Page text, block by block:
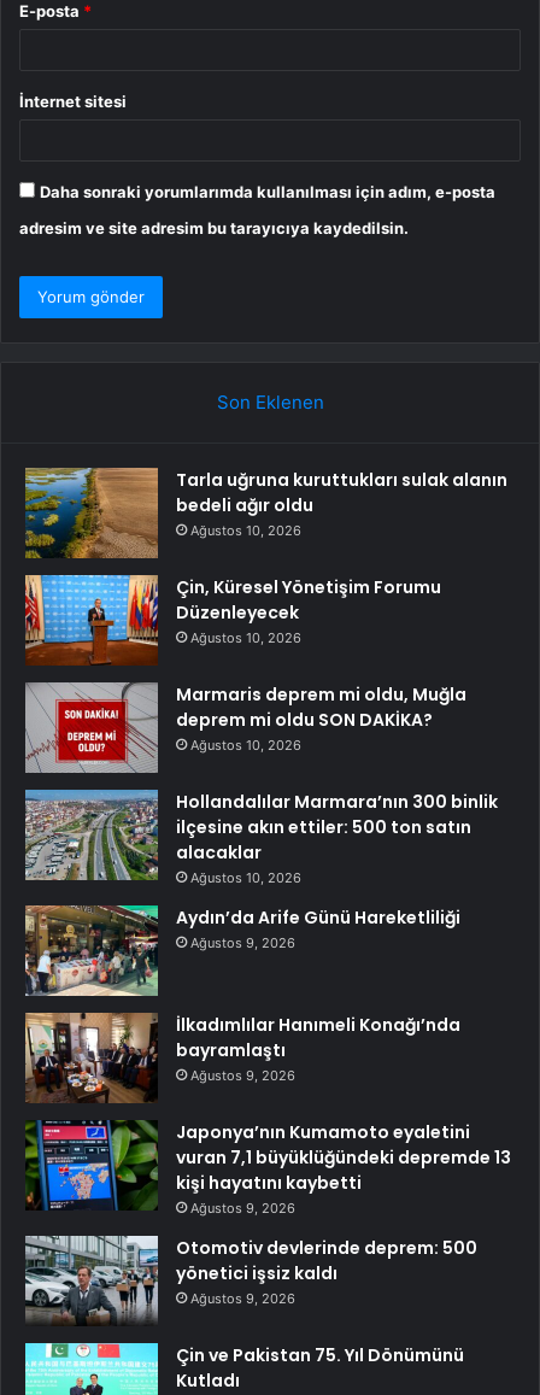
E-posta *
İnternet sitesi
Daha sonraki yorumlarımda kullanılması için adım, e-posta
adresim ve site adresim bu tarayıcıya kaydedilsin.
Son Eklenen
Tarla uğruna kuruttukları sulak alanın
bedeli ağır oldu
Ağustos 10, 2026
Çin, Küresel Yönetişim Forumu
Düzenleyecek
Ağustos 10, 2026
Marmaris deprem mi oldu, Muğla
deprem mi oldu SON DAKİKA?
Ağustos 10, 2026
Hollandalılar Marmara’nın 300 binlik
ilçesine akın ettiler: 500 ton satın
alacaklar
Ağustos 10, 2026
Aydın’da Arife Günü Hareketliliği
Ağustos 9, 2026
İlkadımlılar Hanımeli Konağı’nda
bayramlaştı
Ağustos 9, 2026
Japonya’nın Kumamoto eyaletini
vuran 7,1 büyüklüğündeki depremde 13
kişi hayatını kaybetti
Ağustos 9, 2026
Otomotiv devlerinde deprem: 500
yönetici işsiz kaldı
Ağustos 9, 2026
Çin ve Pakistan 75. Yıl Dönümünü
Kutladı